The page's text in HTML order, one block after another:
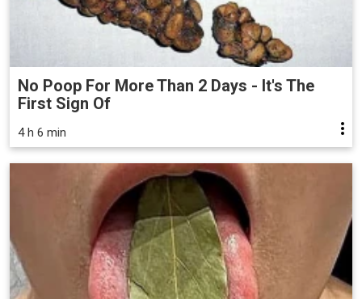
No Poop For More Than 2 Days - It's The
First Sign Of
4 h 6 min